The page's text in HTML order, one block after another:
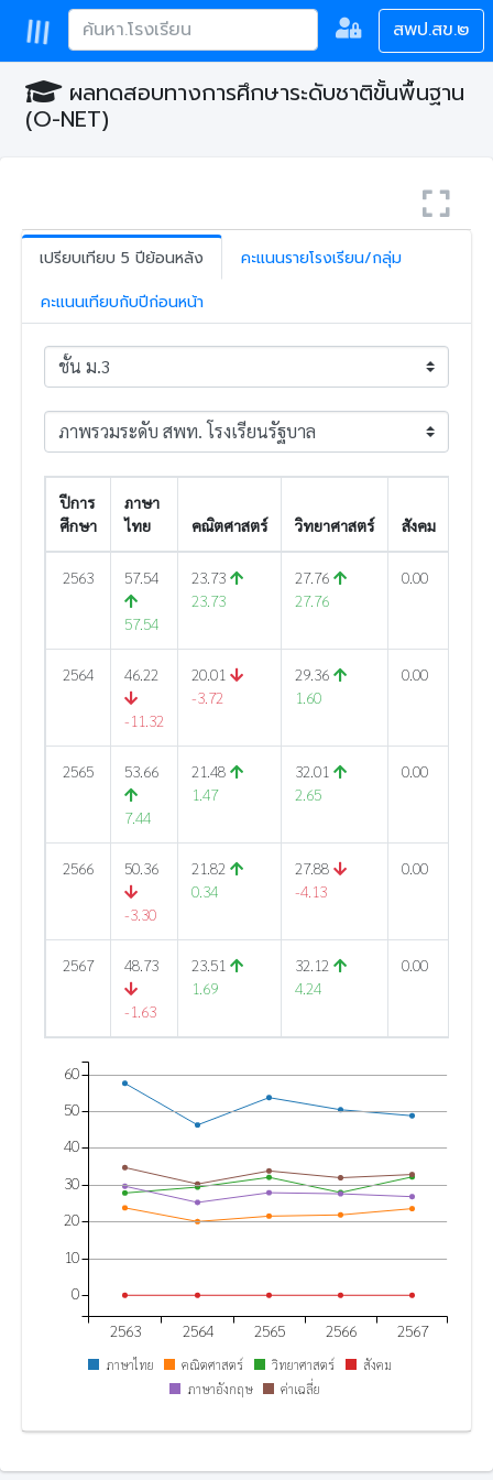
สพป.สข.๒
ผลทดสอบทางการศึกษาระดับชาติขั้นพื้นฐาน
(O-NET)
เปรียบเทียบ 5 ปีย้อนหลัง
คะแนนรายโรงเรียน/กลุ่ม
คะแนนเทียบกับปีก่อนหน้า
ปีการ
ศึกษา
ภาษา
ไทย
คณิตศาสตร์ วิทยาศาสตร์ สังคม
2563 57.54
57.54
23.73
23.73
27.76
27.76
0.00
2564 46.22
-11.32
20.01
-3.72
29.36
1.60
0.00
2565 53.66
7.44
21.48
1.47
32.01
2.65
0.00
2566 50.36
-3.30
21.82
0.34
27.88
-4.13
0.00
2567 48.73
-1.63
23.51
1.69
32.12
4.24
0.00
2563 2564 2565 2566 2567
0
10
20
30
40
50
60
ภาษาไทย คณิตศาสตร์ วิทยาศาสตร์
สังคม
ภาษาอังกฤษ
ค่าเฉลี่ย